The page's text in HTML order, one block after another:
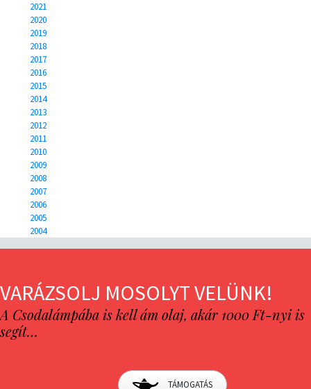
2021
2020
2019
2018
2017
2016
2015
2014
2013
2012
2011
2010
2009
2008
2007
2006
2005
2004
VARÁZSOLJ MOSOLYT VELÜNK!
A Csodalámpába is kell ám olaj, akár 1000 Ft-nyi is
segít…
TÁMOGATÁS